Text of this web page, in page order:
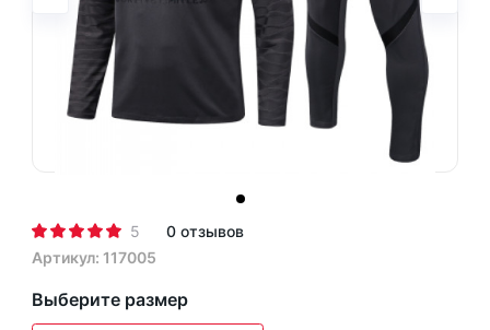
5
0 отзывов
Артикул: 117005
Выберите размер